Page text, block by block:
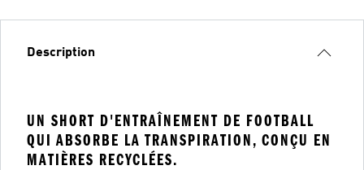
Description
UN SHORT D'ENTRAÎNEMENT DE FOOTBALL
QUI ABSORBE LA TRANSPIRATION, CONÇU EN
MATIÈRES RECYCLÉES.